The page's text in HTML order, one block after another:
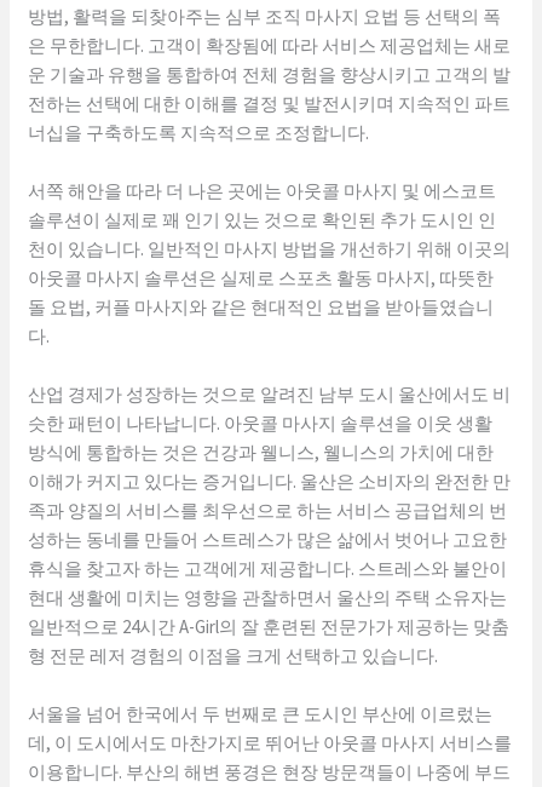
방법, 활력을 되찾아주는 심부 조직 마사지 요법 등 선택의 폭
은 무한합니다. 고객이 확장됨에 따라 서비스 제공업체는 새로
운 기술과 유행을 통합하여 전체 경험을 향상시키고 고객의 발
전하는 선택에 대한 이해를 결정 및 발전시키며 지속적인 파트
너십을 구축하도록 지속적으로 조정합니다.
서쪽 해안을 따라 더 나은 곳에는 아웃콜 마사지 및 에스코트
솔루션이 실제로 꽤 인기 있는 것으로 확인된 추가 도시인 인
천이 있습니다. 일반적인 마사지 방법을 개선하기 위해 이곳의
아웃콜 마사지 솔루션은 실제로 스포츠 활동 마사지, 따뜻한
돌 요법, 커플 마사지와 같은 현대적인 요법을 받아들였습니
다.
산업 경제가 성장하는 것으로 알려진 남부 도시 울산에서도 비
슷한 패턴이 나타납니다. 아웃콜 마사지 솔루션을 이웃 생활
방식에 통합하는 것은 건강과 웰니스, 웰니스의 가치에 대한
이해가 커지고 있다는 증거입니다. 울산은 소비자의 완전한 만
족과 양질의 서비스를 최우선으로 하는 서비스 공급업체의 번
성하는 동네를 만들어 스트레스가 많은 삶에서 벗어나 고요한
휴식을 찾고자 하는 고객에게 제공합니다. 스트레스와 불안이
현대 생활에 미치는 영향을 관찰하면서 울산의 주택 소유자는
일반적으로 24시간 A-Girl의 잘 훈련된 전문가가 제공하는 맞춤
형 전문 레저 경험의 이점을 크게 선택하고 있습니다.
서울을 넘어 한국에서 두 번째로 큰 도시인 부산에 이르렀는
데, 이 도시에서도 마찬가지로 뛰어난 아웃콜 마사지 서비스를
이용합니다. 부산의 해변 풍경은 현장 방문객들이 나중에 부드